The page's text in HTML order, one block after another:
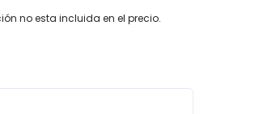
no esta incluida en el precio.